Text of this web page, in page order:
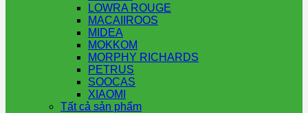
LOWRA ROUGE
MACAIIROOS
MIDEA
MOKKOM
MORPHY RICHARDS
PETRUS
SOOCAS
XIAOMI
Tất cả sản phẩm